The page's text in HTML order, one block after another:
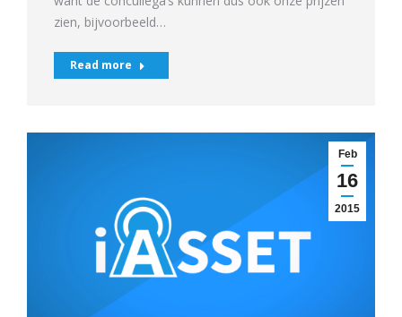
zien, bijvoorbeeld…
Read more
Feb
16
2015